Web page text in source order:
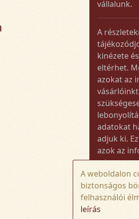
vállalunk.
A
kinézete
eltérhet.
azokat az
adatokat
adjuk ki.
azok az
adott
összege
A weboldalon
biztonságos
felhasználói
leírás